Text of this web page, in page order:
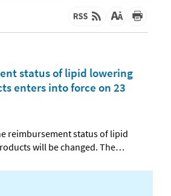
status of lipid lowering
enters into force on 23
reimbursement status of lipid
will be changed. The…